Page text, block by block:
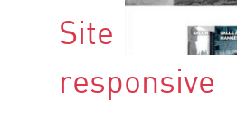
Site internet
responsive